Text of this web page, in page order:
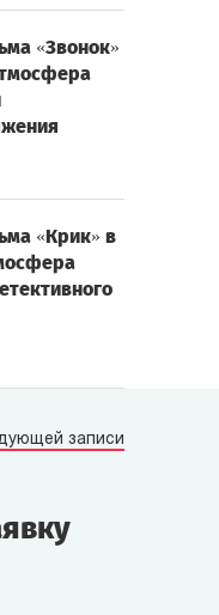
«Звонок»
«Крик» в
записи